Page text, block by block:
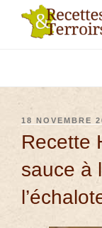
18 NOVEMBRE
Recette
sauce à